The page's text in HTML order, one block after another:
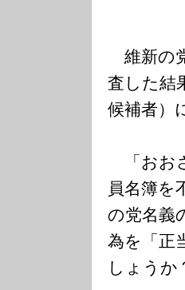
維新の
査した結
候補者）
「おお
員名簿を
の党名義
為を「正
しょうか